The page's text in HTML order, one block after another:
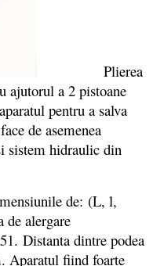
Plierea
ajutorul a 2 pistoane
pentru a salva
de asemenea
sistem hidraulic din
de: (L, l,
de alergare
Distanta dintre podea
Aparatul fiind foarte